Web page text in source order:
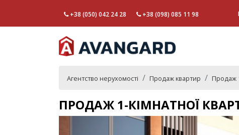
+38 (050) 042 24 28 +38 (098) 085 11 98
Агентство нерухомості Продаж квартир Продаж
ПРОДАЖ 1-КІМНАТНОЇ